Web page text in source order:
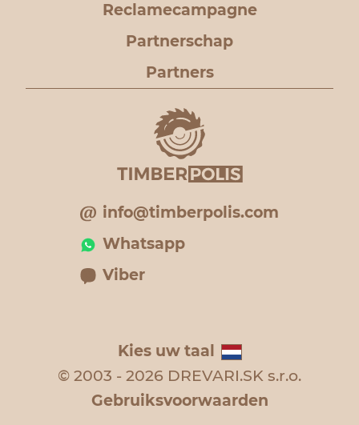
Reclamecampagne
Partnerschap
Partners
info@timberpolis.com
Whatsapp
Viber
Kies uw taal
© 2003 - 2026 DREVARI.SK s.r.o.
Gebruiksvoorwaarden